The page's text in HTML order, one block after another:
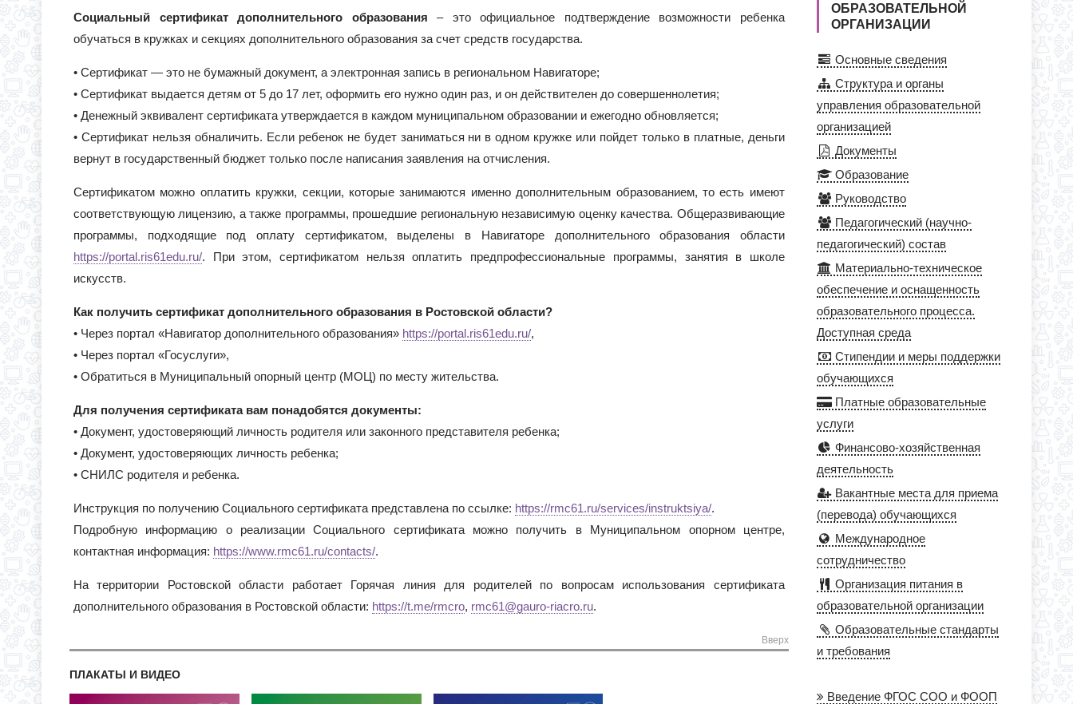
Социальный сертификат дополнительного образования – это официальное подтверждение возможности ребенка
обучаться в кружках и секциях дополнительного образования за счет средств государства.
• Сертификат — это не бумажный документ, а электронная запись в региональном Навигаторе;
• Сертификат выдается детям от 5 до 17 лет, оформить его нужно один раз, и он действителен до совершеннолетия;
• Денежный эквивалент сертификата утверждается в каждом муниципальном образовании и ежегодно обновляется;
• Сертификат нельзя обналичить. Если ребенок не будет заниматься ни в одном кружке или пойдет только в платные, деньги
вернут в государственный бюджет только после написания заявления на отчисления.
Сертификатом можно оплатить кружки, секции, которые занимаются именно дополнительным образованием, то есть имеют
соответствующую лицензию, а также программы, прошедшие региональную независимую оценку качества. Общеразвивающие
программы, подходящие под оплату сертификатом, выделены в Навигаторе дополнительного образования области
https://portal.ris61edu.ru/. При этом, сертификатом нельзя оплатить предпрофессиональные программы, занятия в школе
искусств.
Как получить сертификат дополнительного образования в Ростовской области?
• Через портал «Навигатор дополнительного образования» https://portal.ris61edu.ru/,
• Через портал «Госуслуги»,
• Обратиться в Муниципальный опорный центр (МОЦ) по месту жительства.
Для получения сертификата вам понадобятся документы:
• Документ, удостоверяющий личность родителя или законного представителя ребенка;
• Документ, удостоверяющих личность ребенка;
• СНИЛС родителя и ребенка.
Инструкция по получению Социального сертификата представлена по ссылке: https://rmc61.ru/services/instruktsiya/.
Подробную информацию о реализации Социального сертификата можно получить в Муниципальном опорном центре,
контактная информация: https://www.rmc61.ru/contacts/.
На территории Ростовской области работает Горячая линия для родителей по вопросам использования сертификата
дополнительного образования в Ростовской области: https://t.me/rmcro, rmc61@gauro-riacro.ru.
Вверх
ПЛАКАТЫ И ВИДЕО
ОБРАЗОВАТЕЛЬНОЙ
ОРГАНИЗАЦИИ
Основные сведения
Структура и органы
управления образовательной
организацией
Документы
Образование
Руководство
Педагогический (научно-
педагогический) состав
Материально-техническое
обеспечение и оснащенность
образовательного процесса.
Доступная среда
Стипендии и меры поддержки
обучающихся
Платные образовательные
услуги
Финансово-хозяйственная
деятельность
Вакантные места для приема
(перевода) обучающихся
Международное
сотрудничество
Организация питания в
образовательной организации
Образовательные стандарты
и требования
Введение ФГОС СОО и ФООП